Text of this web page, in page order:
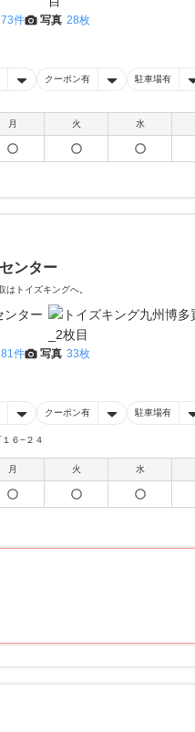
73件 写真 28枚
クーポン有 駐車場有
月
火 水
ンター
はトイズキングへ。‎
81件 写真 33枚
クーポン有 駐車場有
６−２４
月
火 水